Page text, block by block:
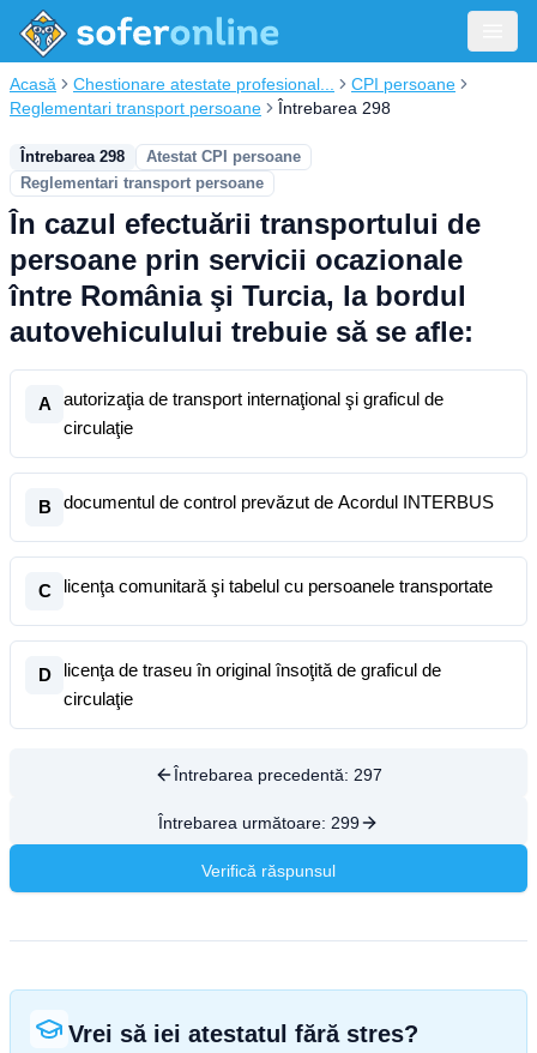
Acasă Chestionare atestate profesional...
CPI persoane
Reglementari transport persoane
Întrebarea 298
Întrebarea 298
Atestat CPI persoane
Reglementari transport persoane
În cazul efectuării transportului de
persoane prin servicii ocazionale
între România şi Turcia, la bordul
autovehiculului trebuie să se afle:
A
autorizaţia de transport internaţional şi graficul de
circulaţie
B documentul de control prevăzut de Acordul INTERBUS
C licenţa comunitară şi tabelul cu persoanele transportate
D
licenţa de traseu în original însoţită de graficul de
circulaţie
Întrebarea precedentă: 297
Întrebarea următoare: 299
Verifică răspunsul
Vrei să iei atestatul fără stres?